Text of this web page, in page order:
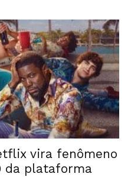
vira fenômeno
da plataforma